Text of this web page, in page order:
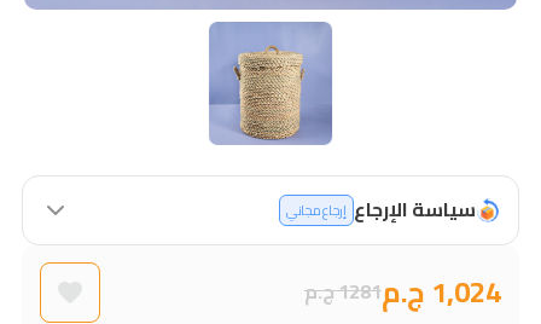
سياسة الإرجاع إرجاع مجاني
1,024 ج.م 1281 ج.م